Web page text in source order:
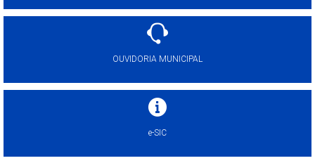
OUVIDORIA MUNICIPAL
e-SIC